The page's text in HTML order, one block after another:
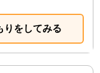
をしてみる